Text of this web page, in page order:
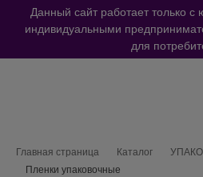
Данный сайт работает только
индивидуальными
для
Навигационная цепочка
Главная страница Каталог
Пленки упаковочные